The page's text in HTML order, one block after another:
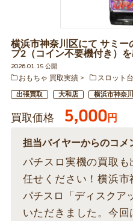
横浜市神奈川区にて サミー
プ2（コイン不要機付き）
2026.01.15 公開
おもちゃ 買取実績
スロット
出張買取 大和店 横浜市神奈
買取価格 5,000円
担当バイヤーからのコメ
パチスロ実機の買取
任せください！横浜市
パチスロ「ディスクア
いただきました。今